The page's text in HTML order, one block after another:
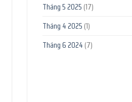
Tháng 5 2025 (17)
Tháng 4 2025 (1)
Tháng 6 2024 (7)